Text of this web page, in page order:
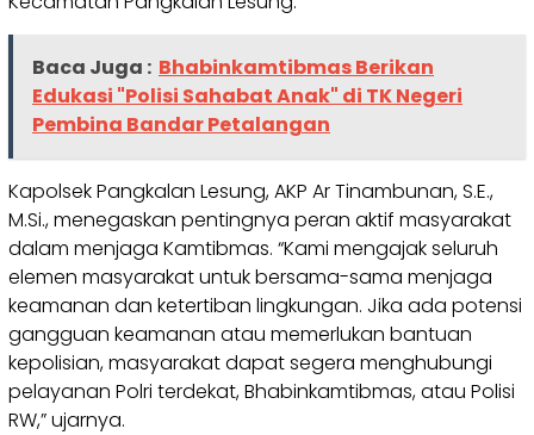
Baca Juga : Bhabinkamtibmas Berikan
Edukasi "Polisi Sahabat Anak" di TK Negeri
Pembina Bandar Petalangan
Kapolsek Pangkalan Lesung, AKP Ar Tinambunan, S.E.,
M.Si., menegaskan pentingnya peran aktif masyarakat
dalam menjaga Kamtibmas. “Kami mengajak seluruh
elemen masyarakat untuk bersama-sama menjaga
keamanan dan ketertiban lingkungan. Jika ada potensi
gangguan keamanan atau memerlukan bantuan
kepolisian, masyarakat dapat segera menghubungi
pelayanan Polri terdekat, Bhabinkamtibmas, atau Polisi
RW,” ujarnya.